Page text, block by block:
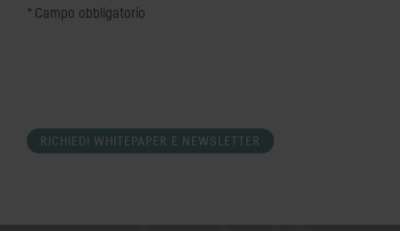
* Campo obbligatorio
RICHIEDI WHITEPAPER E NEWSLETTER